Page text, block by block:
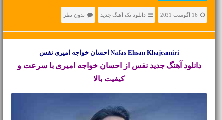
16 آگوست 2021 دانلود تک آهنگ جدید بدون نظر
Nafas Ehsan Khajeamiri احسان خواجه امیری نفس
دانلود آهنگ جدید نفس از احسان خواجه امیری با سرعت و
کیفیت بالا